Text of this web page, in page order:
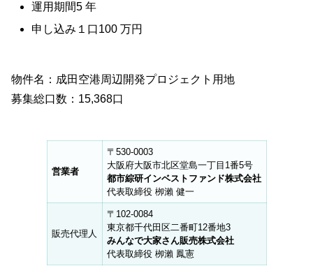
運用期間5 年
申し込み１口100 万円
物件名：成田空港周辺開発プロジェクト用地
募集総口数：15,368口
営業者
〒530-0003
大阪府大阪市北区堂島一丁目1番5号
都市綜研インベストファンド株式会社
代表取締役 栁瀨 健一
販売代理人
〒102-0084
東京都千代田区二番町12番地3
みんなで大家さん販売株式会社
代表取締役 栁瀨 鳳憲